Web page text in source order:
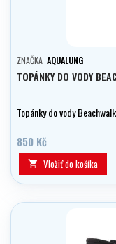
ZNAČKA: AQUALUNG
TOPÁNKY DO VODY
Topánky do vody
850 Kč
 Vložiť do košíka